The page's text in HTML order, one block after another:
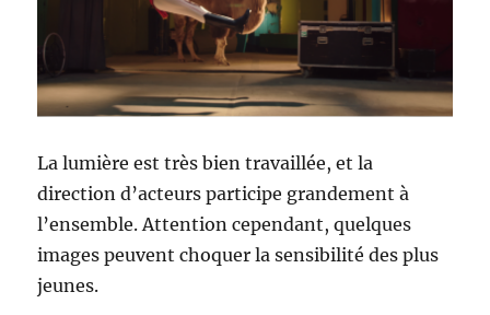
La lumière est très bien travaillée, et la
direction d’acteurs participe grandement à
l’ensemble. Attention cependant, quelques
images peuvent choquer la sensibilité des plus
jeunes.